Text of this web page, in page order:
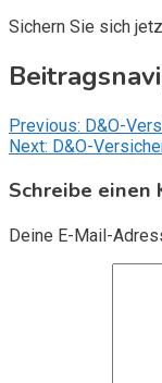
Sichern Sie sich
Previous: D&O-
Next: D&O-
Schreibe einen
Deine E-Mail-